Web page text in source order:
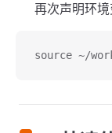
再次声明环
source ~/